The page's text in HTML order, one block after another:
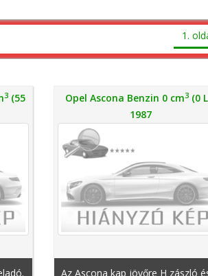
1.
3(55
Opel Ascona Benzin 0 cm3(0
1987
Az Ascona kap jövőre H zászló